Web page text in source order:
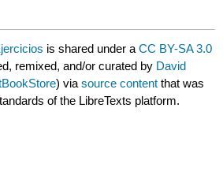
is shared under aCC BY-SA 3.0
remixed, and/or curated by David
) viasource content that was
of the LibreTexts platform.